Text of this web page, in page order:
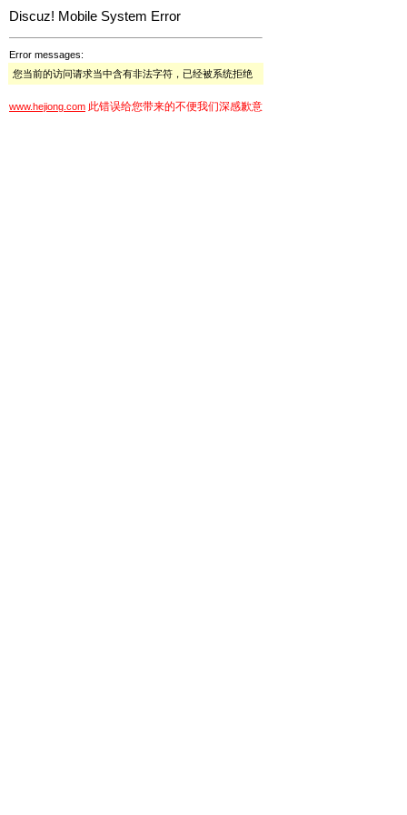
Discuz! Mobile System Error
Error messages:
您当前的访问请求当中含有非法字符，已经被系统拒绝
www.hejiong.com 此错误给您带来的不便我们深感歉意